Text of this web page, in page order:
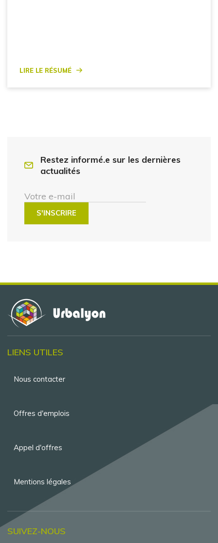
Lire le résumé
Restez informé.e sur les dernières
actualités
Votre e-mail
LIENS UTILES
Menu
de
Nous contacter
Offres d'emplois
Appel d'offres
Mentions légales
SUIVEZ-NOUS